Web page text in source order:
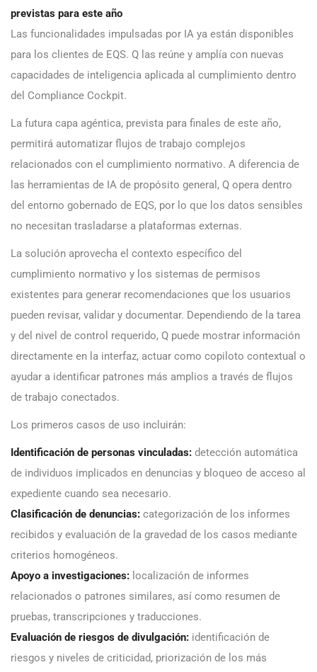
previstas para este año
Las funcionalidades impulsadas por IA ya están disponibles
para los clientes de EQS. Q las reúne y amplía con nuevas
capacidades de inteligencia aplicada al cumplimiento dentro
del Compliance Cockpit.
La futura capa agéntica, prevista para finales de este año,
permitirá automatizar flujos de trabajo complejos
relacionados con el cumplimiento normativo. A diferencia de
las herramientas de IA de propósito general, Q opera dentro
del entorno gobernado de EQS, por lo que los datos sensibles
no necesitan trasladarse a plataformas externas.
La solución aprovecha el contexto específico del
cumplimiento normativo y los sistemas de permisos
existentes para generar recomendaciones que los usuarios
pueden revisar, validar y documentar. Dependiendo de la tarea
y del nivel de control requerido, Q puede mostrar información
directamente en la interfaz, actuar como copiloto contextual o
ayudar a identificar patrones más amplios a través de flujos
de trabajo conectados.
Los primeros casos de uso incluirán:
Identificación de personas vinculadas: detección automática
de individuos implicados en denuncias y bloqueo de acceso al
expediente cuando sea necesario.
Clasificación de denuncias: categorización de los informes
recibidos y evaluación de la gravedad de los casos mediante
criterios homogéneos.
Apoyo a investigaciones: localización de informes
relacionados o patrones similares, así como resumen de
pruebas, transcripciones y traducciones.
Evaluación de riesgos de divulgación: identificación de
riesgos y niveles de criticidad, priorización de los más